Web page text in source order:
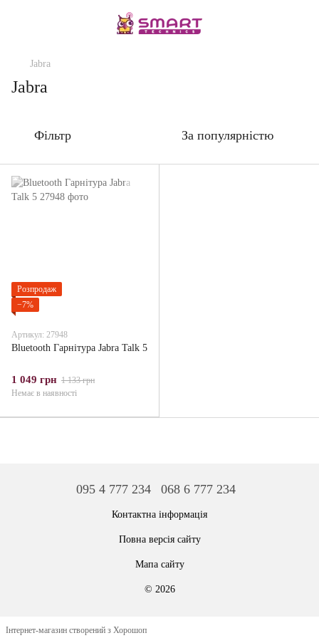
Jabra
Jabra
Фільтр За популярністю
Розпродаж
−7%
Артикул: 27948
Bluetooth Гарнітура Jabra Talk 5
1 049 грн 1 133 грн
Немає в наявності
095 4 777 234 068 6 777 234
Контактна інформація
Повна версія сайту
Мапа сайту
© 2026
Інтернет-магазин створений з Хорошоп